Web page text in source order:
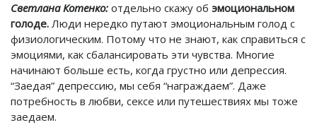
Светлана Котенко: отдельно скажу об эмоциональном
голоде. Люди нередко путают эмоциональным голод с
физиологическим. Потому что не знают, как справиться с
эмоциями, как сбалансировать эти чувства. Многие
начинают больше есть, когда грустно или депрессия.
“Заедая” депрессию, мы себя “награждаем”. Даже
потребность в любви, сексе или путешествиях мы тоже
заедаем.